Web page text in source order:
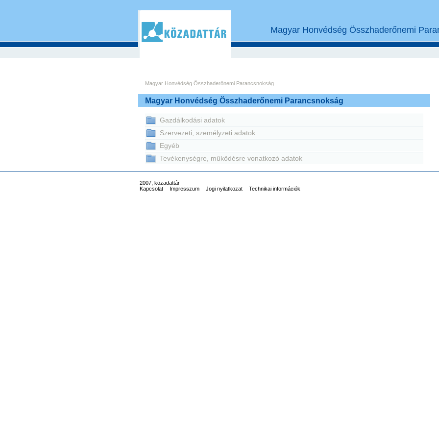
Magyar Honvédség Összhaderőnemi
Magyar Honvédség Összhaderőnemi Parancsnokság
Magyar Honvédség Összhaderőnemi Parancsnokság
Gazdálkodási adatok
Szervezeti, személyzeti adatok
Egyéb
Tevékenységre, működésre vonatkozó adatok
2007, közadattár
Kapcsolat
Impresszum Jogi nyilatkozat Technikai információk